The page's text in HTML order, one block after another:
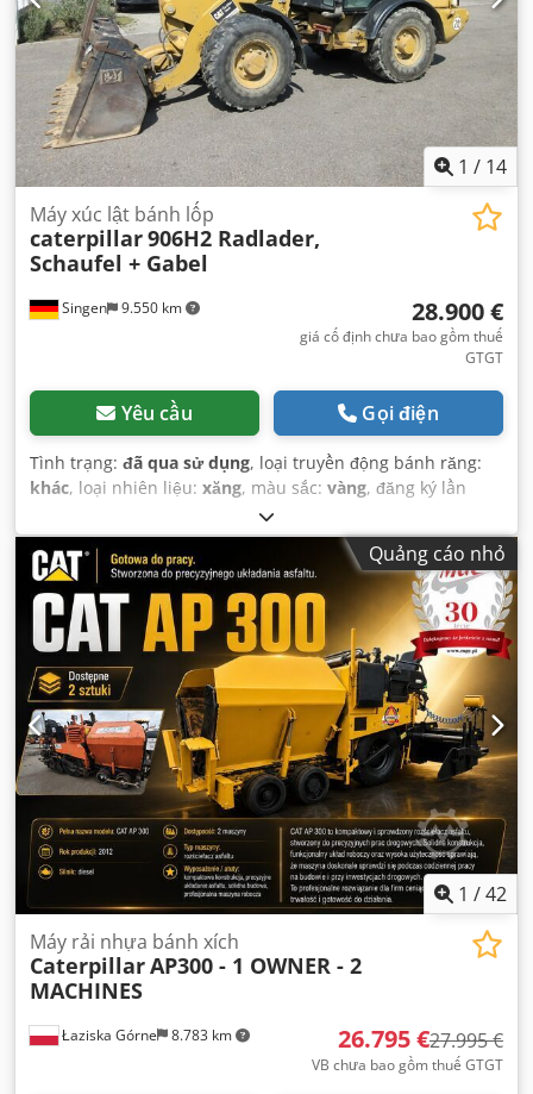
1 / 14
Singen 9.550 km
Máy xúc lật bánh lốp
caterpillar906H2 Radlader,
Schaufel + Gabel
28.900 €
giá cố định chưa bao gồm thuế
GTGT
Yêu cầu Gọi điện
Tình trạng: đã qua sử dụng, loại truyền động bánh răng:
khác, loại nhiên liệu: xăng, màu sắc: vàng, đăng ký lần
, hạng mục khí thải:
khác, Năm sản xuất:2013, giờ hoạt động:3.700 h, cabin
lái:khác Quảng cáo nhỏ
1 /42
Łaziska Górne 8.783 km
Máy rải nhựa bánh xích
CaterpillarAP300 - 1 OWNER - 2
MACHINES
26.795 €27.995 €
VB chưa bao gồm thuế GTGT